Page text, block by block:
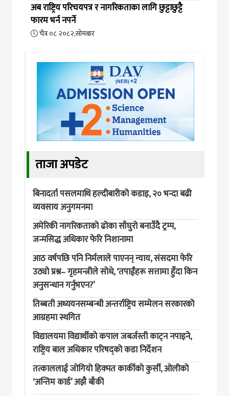
अब राष्ट्रिय परिचयपत्र र नागरिकताका लागि छुट्टाछुट्टै
फारम भर्न नपर्ने
चैत्र ०८ २०८२,सोमबार
ताजा अपडेट
बिनादर्ता पसलमाथि हल्दीबारीको कडाइ, २० भन्दा बढी
व्यवसाय अनुगमनमा
अमेरिकी नागरिकताको ढोका साँघुरो बनाउँदै ट्रम्प,
जन्मसिद्ध अधिकार फेरि निशानामा
आठ वर्षपछि पनि निर्मलाले पाएनन् न्याय, संसदमा फेरि
उठ्यो प्रश्न– गृहमन्त्रीले सोधे, ‘तपाईंहरू सत्तामा हुँदा किन
अनुसन्धान गर्नुभएन?’
तिब्बती अध्ययनसम्बन्धी अन्तर्राष्ट्रिय सम्मेलन सरकारको
आग्रहमा स्थगित
विद्यालयमा विद्यार्थीको कपाल जबर्जस्ती काट्न नपाइने,
राष्ट्रिय बाल अधिकार परिषद्को कडा निर्देशन
तत्काललाई जोगियो हिक्मत कार्कीको कुर्सी, ओलीको
‘अन्तिम कार्ड’ अझै बाँकी